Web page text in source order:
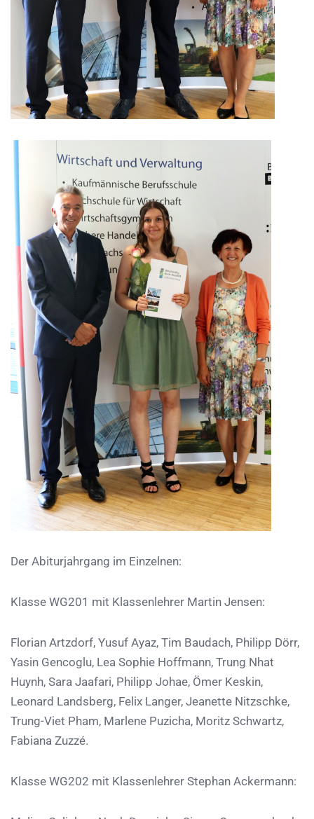
Der Abiturjahrgang im Einzelnen:
Klasse WG201 mit Klassenlehrer Martin Jensen:
Florian Artzdorf, Yusuf Ayaz, Tim Baudach, Philipp Dörr,
Yasin Gencoglu, Lea Sophie Hoffmann, Trung Nhat
Huynh, Sara Jaafari, Philipp Johae, Ömer Keskin,
Leonard Landsberg, Felix Langer, Jeanette Nitzschke,
Trung-Viet Pham, Marlene Puzicha, Moritz Schwartz,
Fabiana Zuzzé.
Klasse WG202 mit Klassenlehrer Stephan Ackermann: